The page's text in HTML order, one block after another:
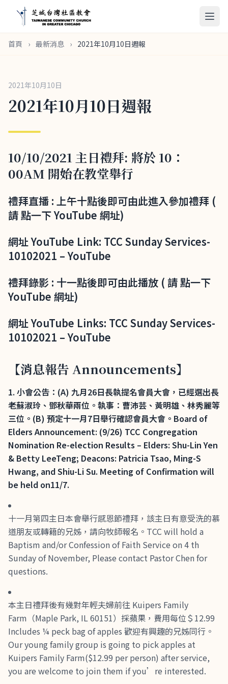
首頁 › 最新消息 › 2021年10月10日週報
2021年10月10日
2021年10月10日週報
10/10/2021 主日禮拜: 將於 10：
00AM 開始在教堂舉行
禮拜直播 : 上午十點後即可由此進入參加禮拜 (
請 點一下 YouTube 網址)
網址 YouTube Link: TCC Sunday Services-
10102021 – YouTube
禮拜錄影 : 十一點後即可由此播放 ( 請 點一下
YouTube 網址)
網址 YouTube Links: TCC Sunday Services-
10102021 – YouTube
【消息報告 Announcements】
1. 小會公告：(A) 九月26日長執提名會員大會，已經選出長
老蘇淑玲、鄧秋華兩位。執事：曹沛芸、黃明雄、林秀麗等
三位。(B) 預定十一月7日舉行確認會員大會。Board of
Elders Announcement: (9/26) TCC Congregation
Nomination Re-election Results – Elders: Shu-Lin Yen
& Betty LeeTeng; Deacons: Patricia Tsao, Ming-S
Hwang, and Shiu-Li Su. Meeting of Confirmation will
be held on11/7.
十一月第四主日本會舉行感恩節禮拜，該主日有意受洗的慕
道朋友或轉籍的兄姊，請向牧師報名。TCC will hold a
Baptism and/or Confession of Faith Service on 4 th
Sunday of November, Please contact Pastor Chen for
questions.
本主日禮拜後有幾對年輕夫婦前往 Kuipers Family
Farm（Maple Park, IL 60151）採蘋果，費用每位＄12.99
Includes ¼ peck bag of apples 歡迎有興趣的兄姊同行。
Our young family group is going to pick apples at
Kuipers Family Farm($12.99 per person) after service,
you are welcome to join them if you’re interested.